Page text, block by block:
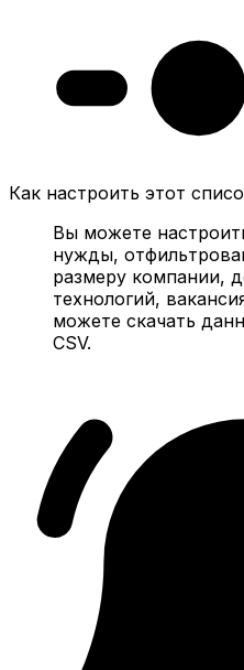
Как настроить этот
Вы можете
нужды,
размеру компании,
технологий,
можете скачать
CSV.